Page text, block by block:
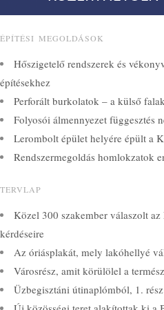
ÉPÍTÉSI MEGOLDÁSOK
Hőszigetelő rendszerek és
építésekhez
Perforált burkolatok – a külső
Folyosói álmennyezet függesztés
Lerombolt épület helyére épült a
Rendszermegoldás homlokzatok
TERVLAP
Közel 300 szakember válaszolt
kérdéseire
Az óriásplakát, mely lakóhellyé
Városrész, amit körülölel a
Üzbegisztáni útinaplómból, 1. rész